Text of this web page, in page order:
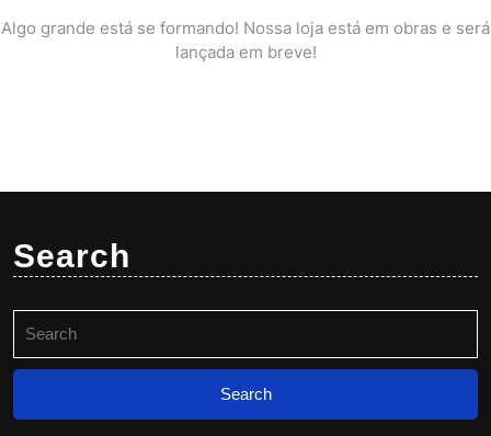
Algo grande está se formando! Nossa loja está em obras e será
lançada em breve!
Search
for: